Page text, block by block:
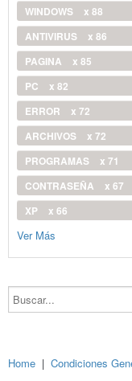
WINDOWS
x 88
ANTIVIRUS
x 86
PAGINA
x 85
PC
x 82
ERROR
x 72
ARCHIVOS
x 72
PROGRAMAS
x 71
CONTRASEÑA
x 67
XP
x 66
Ver Más
Buscar...
Home | Condiciones